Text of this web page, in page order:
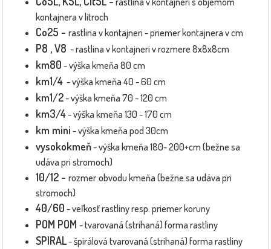
kontajnera v litroch
Co25 - rastlina v kontajneri - priemer kontajnera v cm
P8 , V8 - rastlina v kontajneri v rozmere 8x8x8cm
km80 - výška kmeňa 80 cm
km1/4 - výška kmeňa 40 - 60 cm
km1/2- výška kmeňa 70 - 120 cm
km3/4- výška kmeňa 130 - 170 cm
km mini - výška kmeňa pod 30cm
vysokokmeň- výška kmeňa 180- 200+cm (bežne sa
udáva pri stromoch)
10/12 - rozmer obvodu kmeňa (bežne sa udáva pri
stromoch)
40/60 - veľkosť rastliny resp. priemer koruny
POM POM - tvarovaná (strihaná) forma rastliny
SPIRAL- špirálová tvarovaná (strihaná) forma rastliny